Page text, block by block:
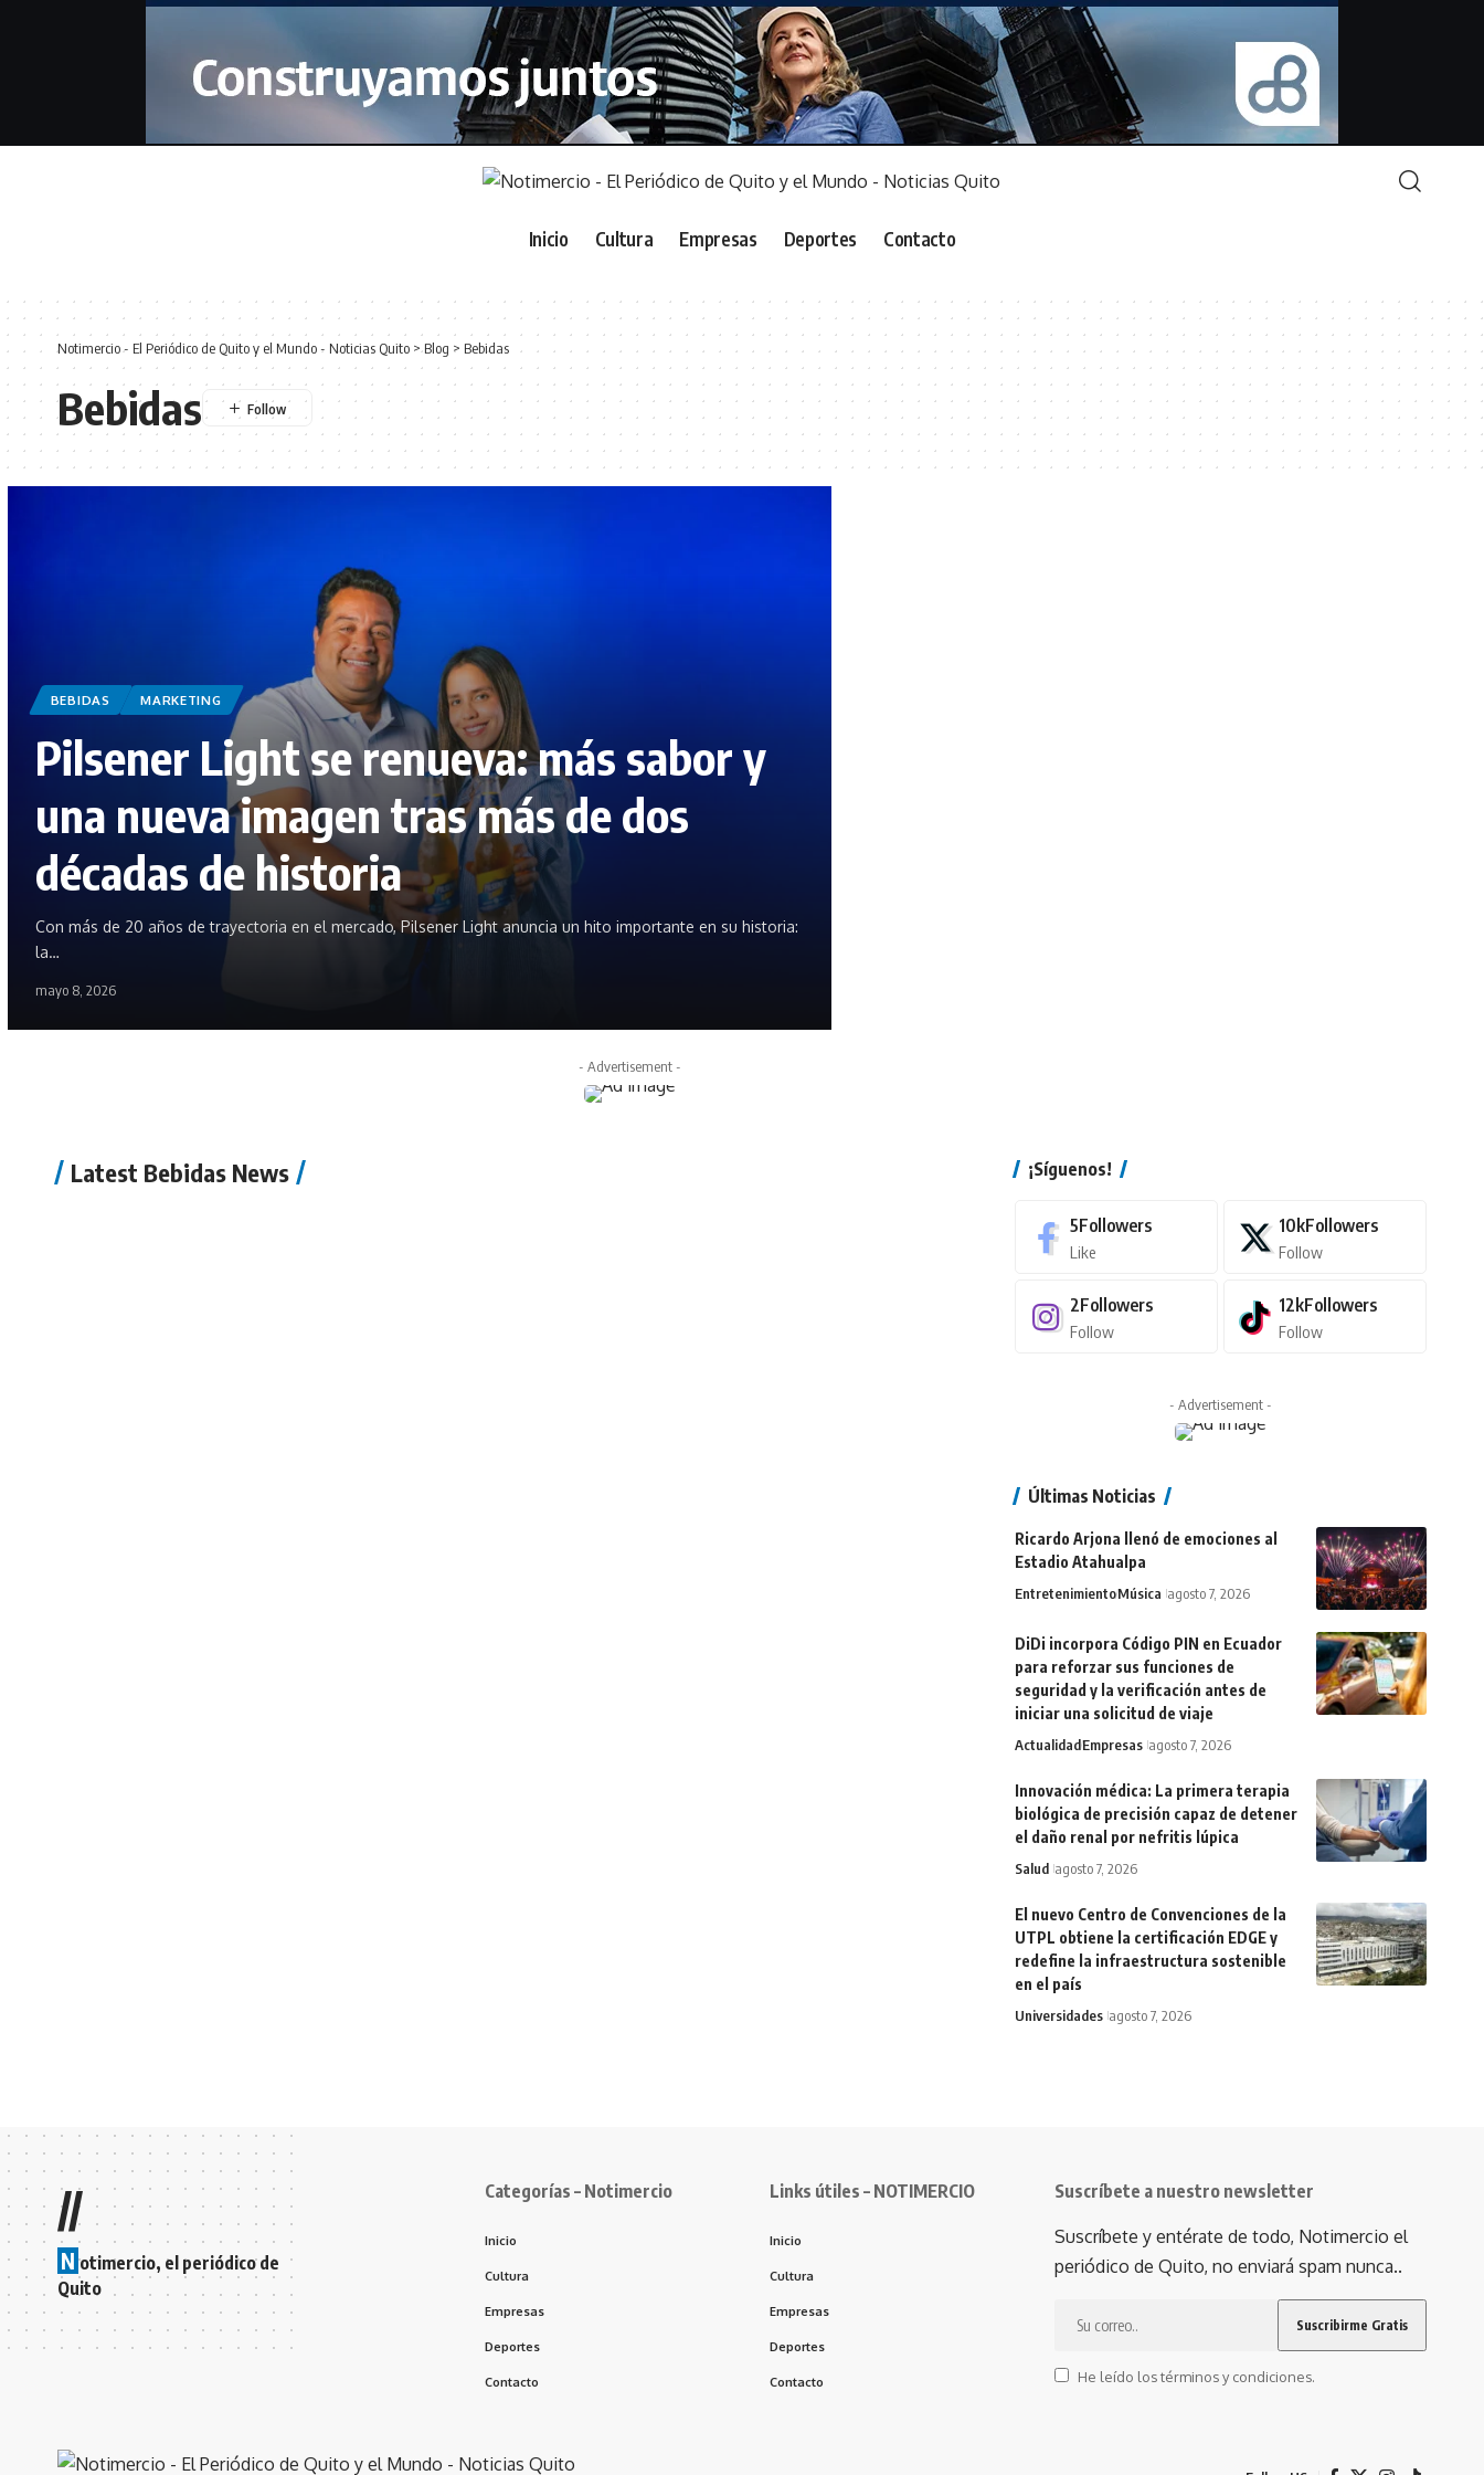
Inicio Cultura Empresas Deportes Contacto
Notimercio - El Periódico de Quito y el Mundo - Noticias Quito >Blog > Bebidas
Bebidas
BEBIDAS MARKETING
Pilsener Light se renueva: más sabor y
una nueva imagen tras más de dos
décadas de historia
Con más de 20 años de trayectoria en el mercado, Pilsener Light anuncia un hito importante en su historia:
la…
mayo 8, 2026
- Advertisement -
Latest Bebidas News ¡Síguenos!
5Followers
Like
10kFollowers
Follow
2Followers
Follow
12kFollowers
Follow
- Advertisement -
Últimas Noticias
Ricardo Arjona llenó de emociones al
Estadio Atahualpa
EntretenimientoMúsica agosto 7, 2026
DiDi incorpora Código PIN en Ecuador
para reforzar sus funciones de
seguridad y la verificación antes de
iniciar una solicitud de viaje
ActualidadEmpresas agosto 7, 2026
Innovación médica: La primera terapia
biológica de precisión capaz de detener
el daño renal por nefritis lúpica
Salud agosto 7, 2026
El nuevo Centro de Convenciones de la
UTPL obtiene la certificación EDGE y
redefine la infraestructura sostenible
en el país
Universidades agosto 7, 2026
//
N otimercio, el periódico de
Quito
Categorías – Notimercio
Inicio
Cultura
Empresas
Deportes
Contacto
Links útiles – NOTIMERCIO
Inicio
Cultura
Empresas
Deportes
Contacto
Suscríbete a nuestro newsletter
Suscríbete y entérate de todo, Notimercio el
periódico de Quito, no enviará spam nunca..
He leído los términos y condiciones.